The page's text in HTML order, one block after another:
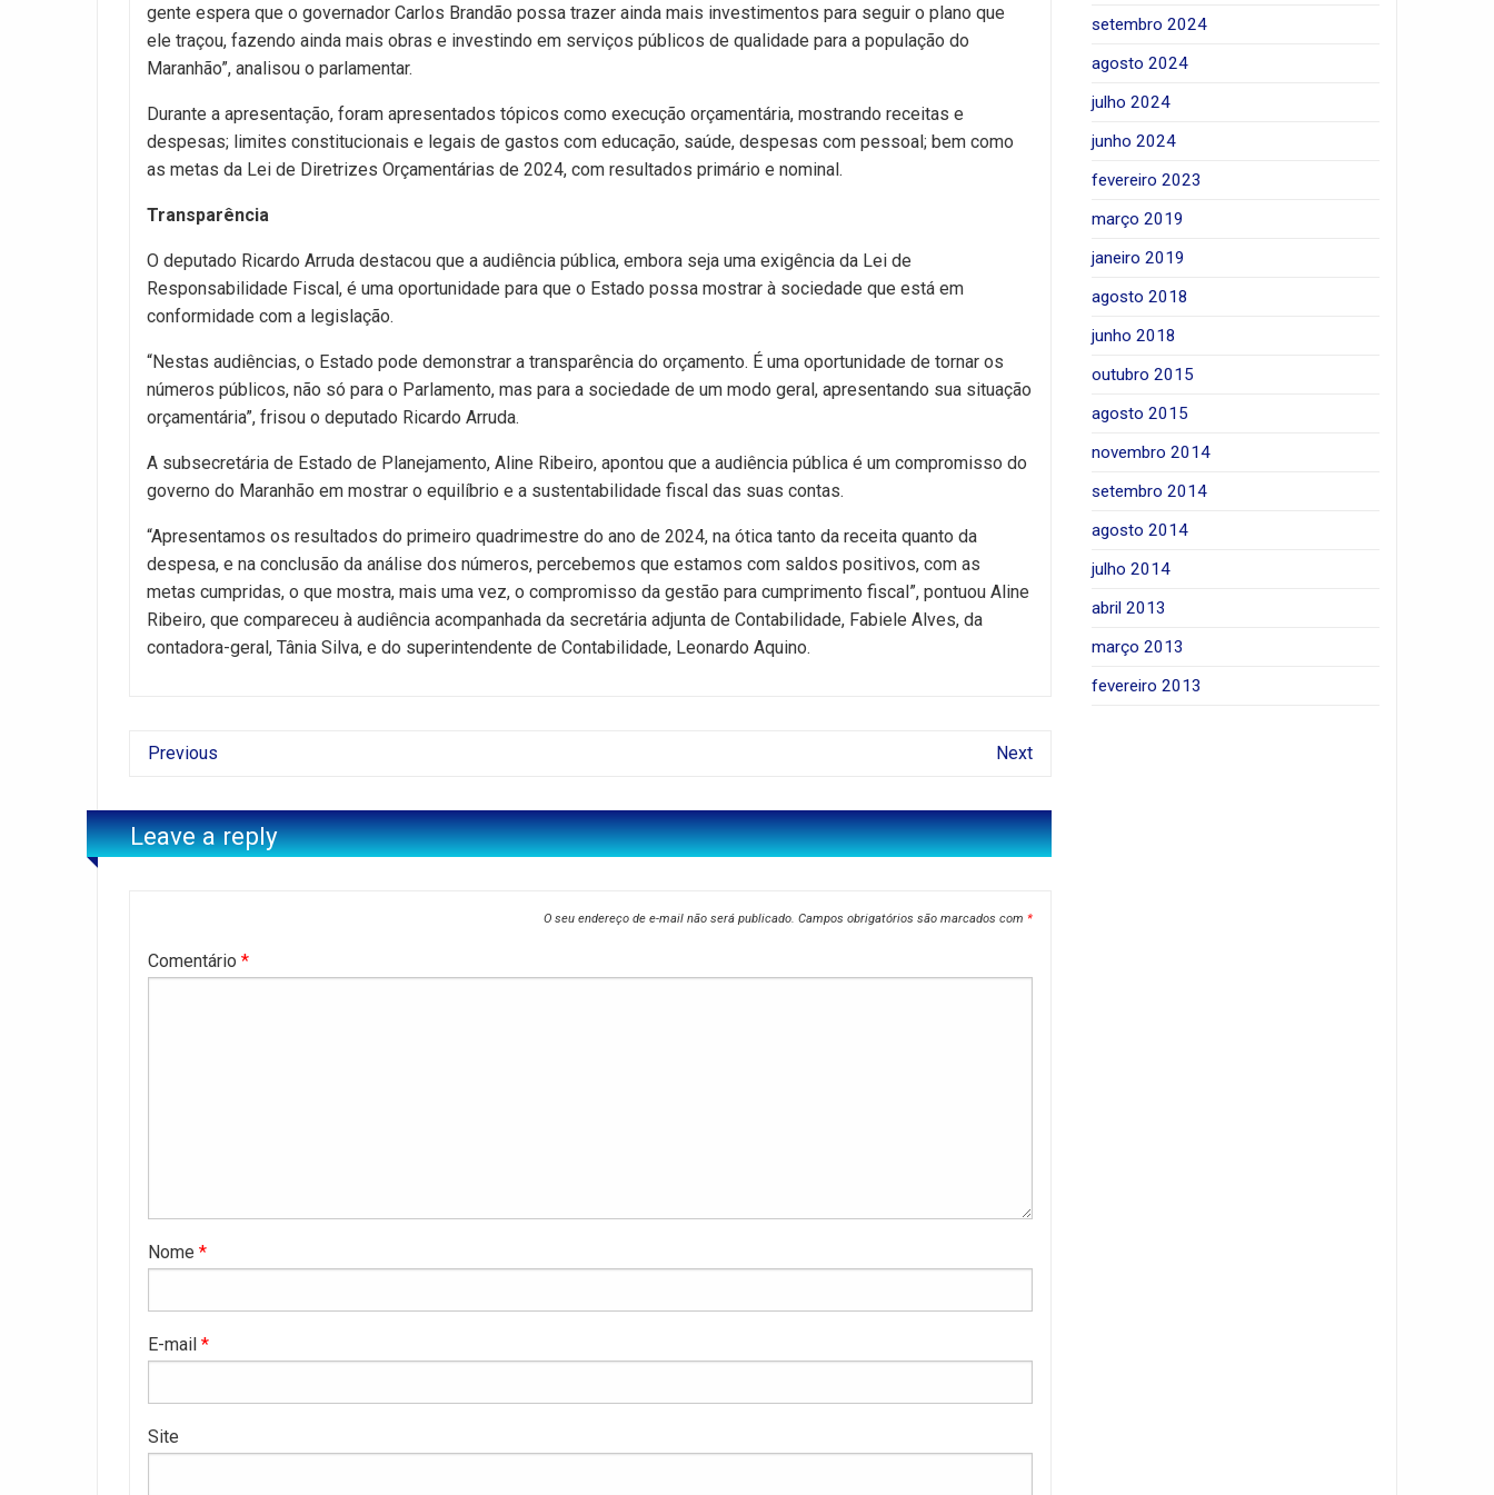
gente espera que o governador Carlos Brandão possa trazer ainda mais investimentos para seguir o plano que
ele traçou, fazendo ainda mais obras e investindo em serviços públicos de qualidade para a população do
Maranhão”, analisou o parlamentar.
Durante a apresentação, foram apresentados tópicos como execução orçamentária, mostrando receitas e
despesas; limites constitucionais e legais de gastos com educação, saúde, despesas com pessoal; bem como
as metas da Lei de Diretrizes Orçamentárias de 2024, com resultados primário e nominal.
Transparência
O deputado Ricardo Arruda destacou que a audiência pública, embora seja uma exigência da Lei de
Responsabilidade Fiscal, é uma oportunidade para que o Estado possa mostrar à sociedade que está em
conformidade com a legislação.
“Nestas audiências, o Estado pode demonstrar a transparência do orçamento. É uma oportunidade de tornar os
números públicos, não só para o Parlamento, mas para a sociedade de um modo geral, apresentando sua situação
orçamentária”, frisou o deputado Ricardo Arruda.
A subsecretária de Estado de Planejamento, Aline Ribeiro, apontou que a audiência pública é um compromisso do
governo do Maranhão em mostrar o equilíbrio e a sustentabilidade fiscal das suas contas.
“Apresentamos os resultados do primeiro quadrimestre do ano de 2024, na ótica tanto da receita quanto da
despesa, e na conclusão da análise dos números, percebemos que estamos com saldos positivos, com as
metas cumpridas, o que mostra, mais uma vez, o compromisso da gestão para cumprimento fiscal”, pontuou Aline
Ribeiro, que compareceu à audiência acompanhada da secretária adjunta de Contabilidade, Fabiele Alves, da
contadora-geral, Tânia Silva, e do superintendente de Contabilidade, Leonardo Aquino.
Previous Next
Leave a reply
O seu endereço de e-mail não será publicado. Campos obrigatórios são marcados com *
Comentário *
Nome *
E-mail *
Site
setembro 2024
agosto 2024
julho 2024
junho 2024
fevereiro 2023
março 2019
janeiro 2019
agosto 2018
junho 2018
outubro 2015
agosto 2015
novembro 2014
setembro 2014
agosto 2014
julho 2014
abril 2013
março 2013
fevereiro 2013